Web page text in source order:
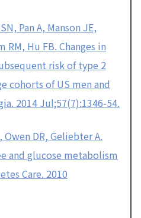
Pan A, Manson JE,
RM, Hu FB. Changes in
risk of type 2
cohorts of US men and
2014 Jul;57(7):1346-54.
Owen DR, Geliebter A.
and glucose metabolism
Care. 2010